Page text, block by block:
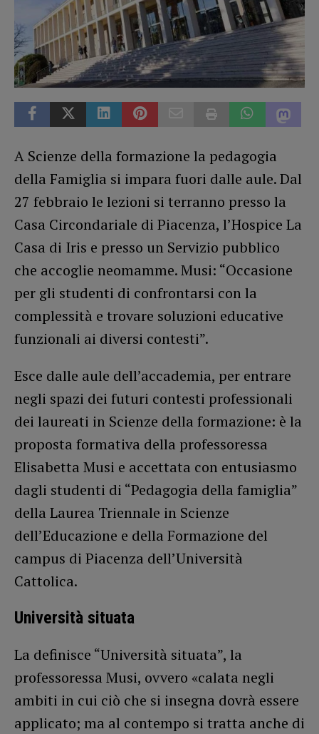
A Scienze della formazione la pedagogia
della Famiglia si impara fuori dalle aule. Dal
27 febbraio le lezioni si terranno presso la
Casa Circondariale di Piacenza, l’Hospice La
Casa di Iris e presso un Servizio pubblico
che accoglie neomamme. Musi: “Occasione
per gli studenti di confrontarsi con la
complessità e trovare soluzioni educative
funzionali ai diversi contesti”.
Esce dalle aule dell’accademia, per entrare
negli spazi dei futuri contesti professionali
dei laureati in Scienze della formazione: è la
proposta formativa della professoressa
Elisabetta Musi e accettata con entusiasmo
dagli studenti di “Pedagogia della famiglia”
della Laurea Triennale in Scienze
dell’Educazione e della Formazione del
campus di Piacenza dell’Università
Cattolica.
Università situata
La definisce “Università situata”, la
professoressa Musi, ovvero «calata negli
ambiti in cui ciò che si insegna dovrà essere
applicato; ma al contempo si tratta anche di